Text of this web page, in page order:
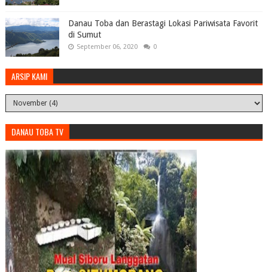
Danau Toba dan Berastagi Lokasi Pariwisata Favorit
di Sumut
September 06, 2020 0
ARSIP KAMI
DANAU TOBA TV